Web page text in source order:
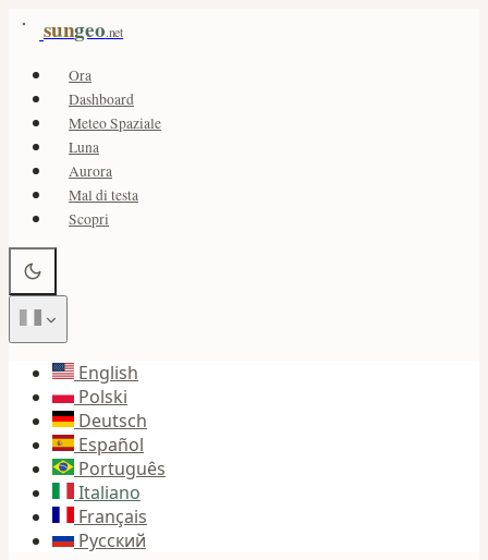
sungeo.net
Ora
Dashboard
Meteo Spaziale
Luna
Aurora
Mal di testa
Scopri
English
Polski
Deutsch
Español
Português
Italiano
Français
Русский